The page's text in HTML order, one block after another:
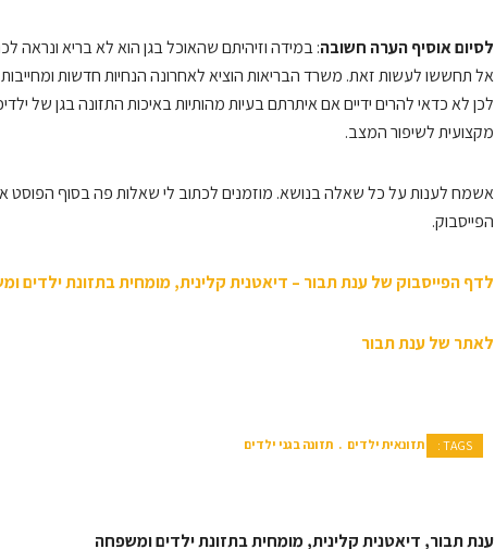
לסיום אוסיף הערה חשובה: במידה וזיהיתם שהאוכל בגן הוא לא בריא ונראה
אל תחששו לעשות זאת. משרד הבריאות הוציא לאחרונה הנחיות חדשות ומחייבות
לכן לא כדאי להרים ידיים אם איתרתם בעיות מהותיות באיכות התזונה בגן של
מקצועית לשיפור המצב.
אשמח לענות על כל שאלה בנושא. מוזמנים לכתוב לי שאלות פה בסוף הפוסט
הפייסבוק.
לדף הפייסבוק של ענת תבור – דיאטנית קלינית, מומחית בתזונת ילדים
לאתר של ענת תבור
TAGS : תזונאית ילדים תזונה בגני ילדים
ענת תבור, דיאטנית קלינית, מומחית בתזונת ילדים ומשפחה